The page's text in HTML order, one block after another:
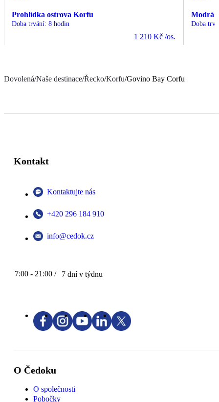
Prohlídka ostrova Korfu
Doba trvání: 8 hodin
1 210 Kč /os.
Modrá
Doba
Dovolená/Naše destinace/Řecko/Korfu/Govino Bay Corfu
Kontakt
Kontaktujte nás
+420 296 184 910
info@cedok.cz
7:00 - 21:00 / 7 dní v týdnu
O Čedoku
O společnosti
Pobočky